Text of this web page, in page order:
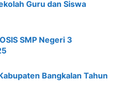
Guru dan Siswa
SMP Negeri 3
Bangkalan Tahun